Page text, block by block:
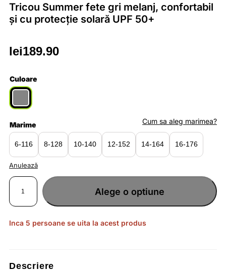
Tricou Summer fete gri melanj, confortabil
și cu protecție solară UPF 50+
lei189.90
Culoare
Marime
6-116 8-128 10-140 12-152 14-164 16-176
Anulează
Cum sa aleg marimea?
Cantitate
Summer
gri
melanj,
și
cu
Alege o optiune
Inca 5 persoane se uita la acest produs
Descriere